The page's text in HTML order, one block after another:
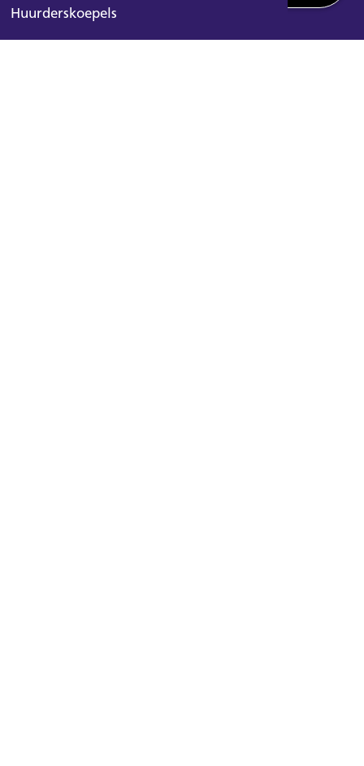
Huurderskoepels